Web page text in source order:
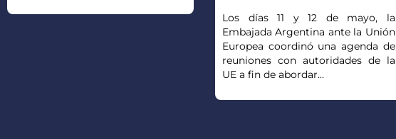
Los días 11 y 12 de mayo, la
Embajada Argentina ante la Unión
Europea coordinó una agenda de
reuniones con autoridades de la
UE a fin de abordar...